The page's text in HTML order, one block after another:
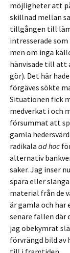
möjligheter att
skillnad mellan
tillgången till
intresserade
men om inga
hänvisade till att
gör). Det här
förgäves sökte
Situationen fick
medverkat i och
försummat att
gamla
radikala ad hoc
alternativ
saker. Jag inser
spara eller
material från de
är gamla och har
senare fallen
jag obekymrat
förvrängd bild